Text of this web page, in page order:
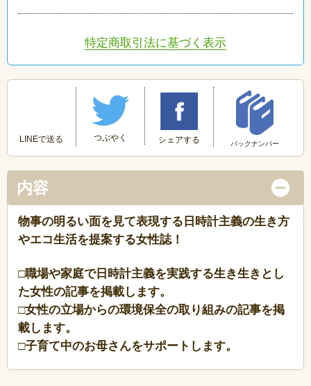
特定商取引法に基づく表示
LINEで送る つぶやく シェアする バックナンバー
内容
物事の明るい面を見て表現する日時計主義の生き方
やエコ生活を提案する女性誌！
□職場や家庭で日時計主義を実践する生き生きとし
た女性の記事を掲載します。
□女性の立場からの環境保全の取り組みの記事を掲
載します。
□子育て中のお母さんをサポートします。